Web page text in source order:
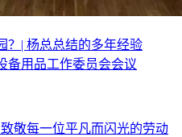
？| 杨总总结的多年经验
备用品工作委员会会议
敬每一位平凡而闪光的劳动